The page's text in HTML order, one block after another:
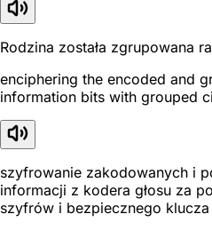
Rodzina została zgrupowana
enciphering the encoded and
information bits with grouped
szyfrowanie zakodowanych i
informacji z kodera głosu za
szyfrów i bezpiecznego